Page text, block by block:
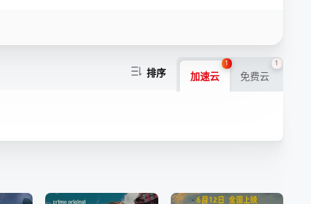
排序 加速云
1
免费云
1